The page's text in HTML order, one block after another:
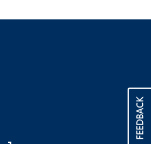
FEEDBACK